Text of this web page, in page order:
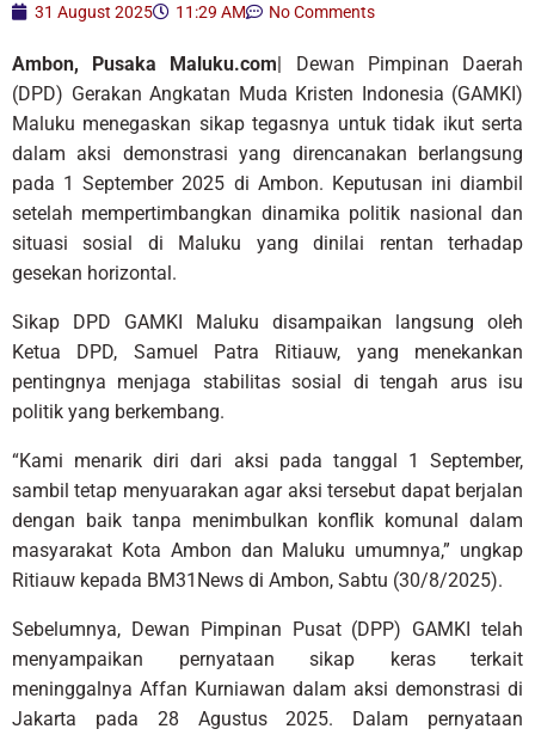
31 August 2025 11:29 AM No Comments
Ambon, Pusaka Maluku.com| Dewan Pimpinan Daerah
(DPD) Gerakan Angkatan Muda Kristen Indonesia (GAMKI)
Maluku menegaskan sikap tegasnya untuk tidak ikut serta
dalam aksi demonstrasi yang direncanakan berlangsung
pada 1 September 2025 di Ambon. Keputusan ini diambil
setelah mempertimbangkan dinamika politik nasional dan
situasi sosial di Maluku yang dinilai rentan terhadap
gesekan horizontal.
Sikap DPD GAMKI Maluku disampaikan langsung oleh
Ketua DPD, Samuel Patra Ritiauw, yang menekankan
pentingnya menjaga stabilitas sosial di tengah arus isu
politik yang berkembang.
“Kami menarik diri dari aksi pada tanggal 1 September,
sambil tetap menyuarakan agar aksi tersebut dapat berjalan
dengan baik tanpa menimbulkan konflik komunal dalam
masyarakat Kota Ambon dan Maluku umumnya,” ungkap
Ritiauw kepada BM31News di Ambon, Sabtu (30/8/2025).
Sebelumnya, Dewan Pimpinan Pusat (DPP) GAMKI telah
menyampaikan pernyataan sikap keras terkait
meninggalnya Affan Kurniawan dalam aksi demonstrasi di
Jakarta pada 28 Agustus 2025. Dalam pernyataan